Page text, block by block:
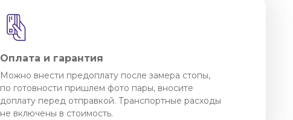
Оплата и гарантия
Можно внести предоплату после замера стопы,
по готовности пришлем фото пары, вносите
доплату перед отправкой. Транспортные расходы
не включены в стоимость.